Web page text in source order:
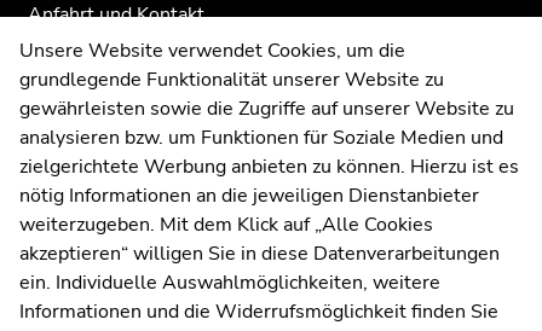
Anfahrt und Kontakt
Kommunikation und Öffentlichkeitsarbeit
Moodle
UNIGRAZonline
Impressum
Datenschutzerklärung
Cookie-Einstellungen
Barrierefreiheitserklärung
Unsere Website verwendet Cookies, um die
grundlegende Funktionalität unserer Website zu
gewährleisten sowie die Zugriffe auf unserer Website zu
analysieren bzw. um Funktionen für Soziale Medien und
zielgerichtete Werbung anbieten zu können. Hierzu ist es
nötig Informationen an die jeweiligen Dienstanbieter
weiterzugeben. Mit dem Klick auf „Alle Cookies
akzeptieren“ willigen Sie in diese Datenverarbeitungen
ein. Individuelle Auswahlmöglichkeiten, weitere
Informationen und die Widerrufsmöglichkeit finden Sie